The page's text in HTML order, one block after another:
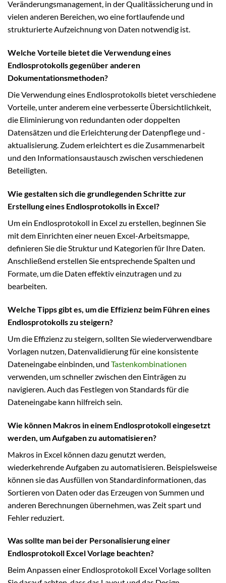
Veränderungsmanagement, in der Qualitässicherung und in
vielen anderen Bereichen, wo eine fortlaufende und
strukturierte Aufzeichnung von Daten notwendig ist.
Welche Vorteile bietet die Verwendung eines
Endlosprotokolls gegenüber anderen
Dokumentationsmethoden?
Die Verwendung eines Endlosprotokolls bietet verschiedene
Vorteile, unter anderem eine verbesserte Übersichtlichkeit,
die Eliminierung von redundanten oder doppelten
Datensätzen und die Erleichterung der Datenpflege und -
aktualisierung. Zudem erleichtert es die Zusammenarbeit
und den Informationsaustausch zwischen verschiedenen
Beteiligten.
Wie gestalten sich die grundlegenden Schritte zur
Erstellung eines Endlosprotokolls in Excel?
Um ein Endlosprotokoll in Excel zu erstellen, beginnen Sie
mit dem Einrichten einer neuen Excel-Arbeitsmappe,
definieren Sie die Struktur und Kategorien für Ihre Daten.
Anschließend erstellen Sie entsprechende Spalten und
Formate, um die Daten effektiv einzutragen und zu
bearbeiten.
Welche Tipps gibt es, um die Effizienz beim Führen eines
Endlosprotokolls zu steigern?
Um die Effizienz zu steigern, sollten Sie wiederverwendbare
Vorlagen nutzen, Datenvalidierung für eine konsistente
Dateneingabe einbinden, und Tastenkombinationen
verwenden, um schneller zwischen den Einträgen zu
navigieren. Auch das Festlegen von Standards für die
Dateneingabe kann hilfreich sein.
Wie können Makros in einem Endlosprotokoll eingesetzt
werden, um Aufgaben zu automatisieren?
Makros in Excel können dazu genutzt werden,
wiederkehrende Aufgaben zu automatisieren. Beispielsweise
können sie das Ausfüllen von Standardinformationen, das
Sortieren von Daten oder das Erzeugen von Summen und
anderen Berechnungen übernehmen, was Zeit spart und
Fehler reduziert.
Was sollte man bei der Personalisierung einer
Endlosprotokoll Excel Vorlage beachten?
Beim Anpassen einer Endlosprotokoll Excel Vorlage sollten